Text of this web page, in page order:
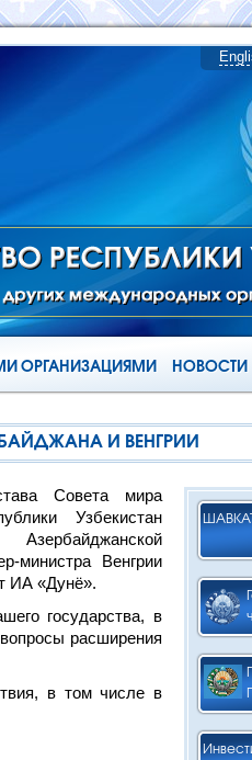
ОРГАНИЗАЦИЯМИ НОВОСТИ
И ВЕНГРИИ
Совета мира
Узбекистан
министра Венгрии
ИА «Дунё».
государства, в
расширения
в том числе в